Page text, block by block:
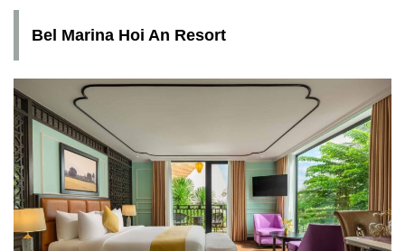
Bel Marina Hoi An Resort